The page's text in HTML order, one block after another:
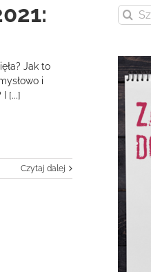
Jak to
i
[...]
Czytaj dalej
Szukaj